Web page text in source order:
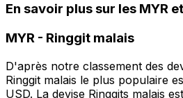
En savoir plus sur les MYR
MYR - Ringgit malais
D'après notre classement des
Ringgit malais le plus populaire
USD. La devise Ringgits malais